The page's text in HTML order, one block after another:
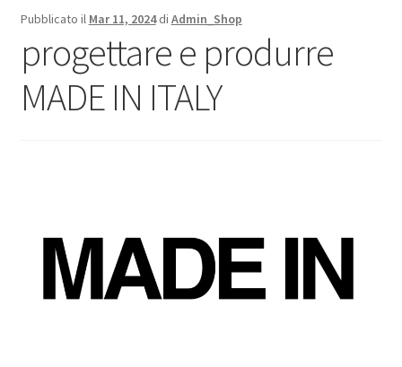
PRODUZIONE
AREA MARKETING
BLOG
Pubblicato il Mar 11, 2024 di Admin_Shop
progettare e produrre
MADE IN ITALY